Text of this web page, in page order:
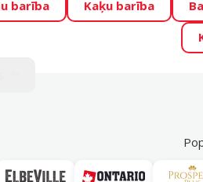
Visu mēnesi Dino Zoo
Fotokonkurss “GADA
barība Kaķu barība